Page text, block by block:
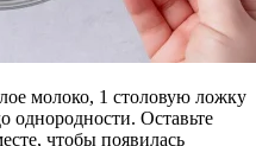
молоко, 1 столовую ложку
однородности. Оставьте
чтобы появилась